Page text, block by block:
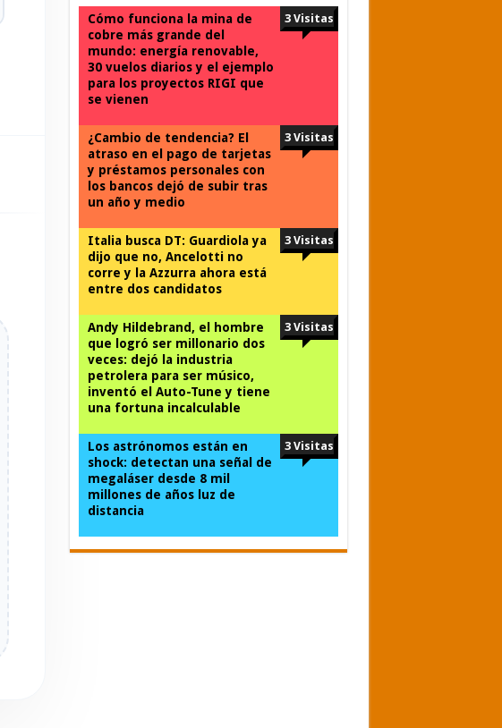
Cómo funciona la mina de
cobre más grande del
mundo: energía renovable,
30 vuelos diarios y el ejemplo
para los proyectos RIGI que
se vienen
3 Visitas
¿Cambio de tendencia? El
atraso en el pago de tarjetas
y préstamos personales con
los bancos dejó de subir tras
un año y medio
3 Visitas
Italia busca DT: Guardiola ya
dijo que no, Ancelotti no
corre y la Azzurra ahora está
entre dos candidatos
3 Visitas
Andy Hildebrand, el hombre
que logró ser millonario dos
veces: dejó la industria
petrolera para ser músico,
inventó el Auto-Tune y tiene
una fortuna incalculable
3 Visitas
Los astrónomos están en
shock: detectan una señal de
megaláser desde 8 mil
millones de años luz de
distancia
3 Visitas